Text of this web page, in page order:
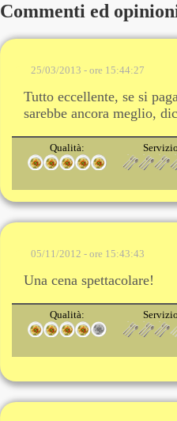
Commenti ed
25/03/2013 - ore 15:44:27
Tutto eccellente, se si
sarebbe ancora meglio,
Qualità:
05/11/2012 - ore 15:43:43
Una cena spettacolare!
Qualità: